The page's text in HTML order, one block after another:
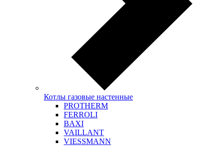
Котлы газовые настенные
PROTHERM
FERROLI
BAXI
VAILLANT
VIESSMANN